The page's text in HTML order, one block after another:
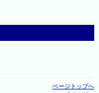
ページトップへ